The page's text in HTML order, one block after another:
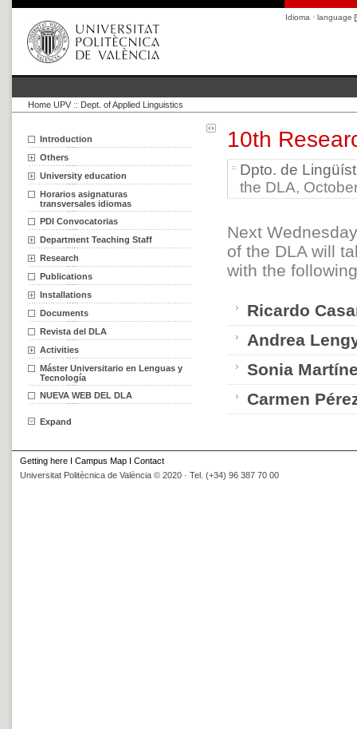
Idioma · language
Home UPV :: Dept. of Applied Linguistics
Introduction
Others
University education
Horarios asignaturas
transversales idiomas
PDI Convocatorias
Department Teaching Staff
Research
Publications
Installations
Documents
Revista del DLA
Activities
Máster Universitario en Lenguas y
Tecnología
NUEVA WEB DEL DLA
Expand
10th
Dpto. de
the DLA,
Next
of the DLA will
with the
Ricardo
Andrea
Sonia
Carmen
Getting here I Campus Map I Contact
Universitat Politècnica de València © 2020 · Tel. (+34) 96 387 70 00